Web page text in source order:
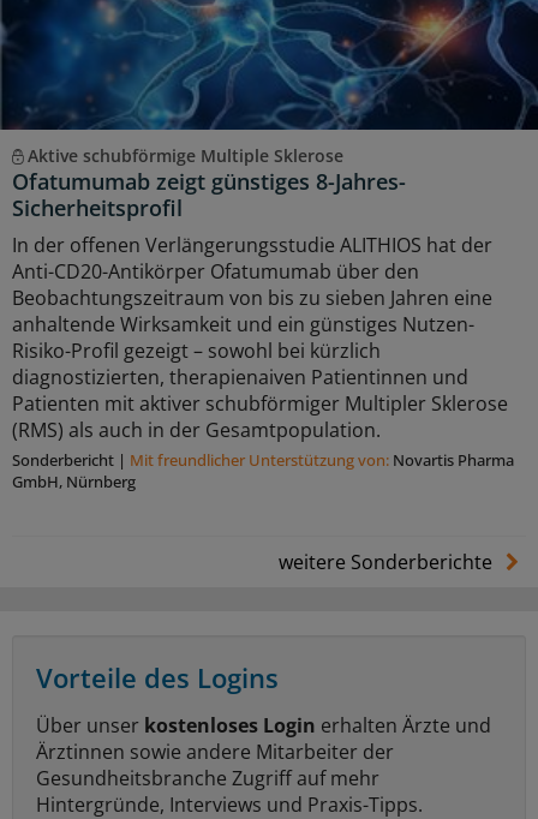
Aktive schubförmige Multiple Sklerose
Ofatumumab zeigt günstiges 8-Jahres-
Sicherheitsprofil
In der offenen Verlängerungsstudie ALITHIOS hat der
Anti-CD20-Antikörper Ofatumumab über den
Beobachtungszeitraum von bis zu sieben Jahren eine
anhaltende Wirksamkeit und ein günstiges Nutzen-
Risiko-Profil gezeigt – sowohl bei kürzlich
diagnostizierten, therapienaiven Patientinnen und
Patienten mit aktiver schubförmiger Multipler Sklerose
(RMS) als auch in der Gesamtpopulation.
Sonderbericht | Mit freundlicher Unterstützung von: Novartis Pharma
GmbH, Nürnberg
weitere Sonderberichte
Vorteile des Logins
Über unser kostenloses Login erhalten Ärzte und
Ärztinnen sowie andere Mitarbeiter der
Gesundheitsbranche Zugriff auf mehr
Hintergründe, Interviews und Praxis-Tipps.